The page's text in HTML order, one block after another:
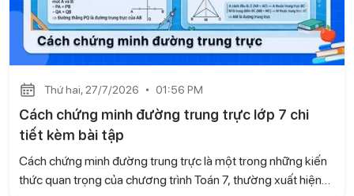
Thứ hai, 27/7/2026 01:56 PM
Cách chứng minh đường trung trực lớp 7 chi
tiết kèm bài tập
Cách chứng minh đường trung trực là một trong những kiến
thức quan trọng của chương trình Toán 7, thường xuất hiện